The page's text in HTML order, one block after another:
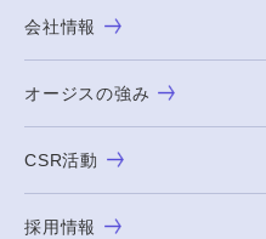
会社情報
オージスの強み
CSR活動
採用情報